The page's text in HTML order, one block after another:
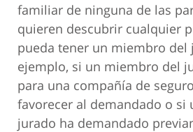
familiar de ninguna de las
quieren descubrir cualquier
pueda tener un miembro del
ejemplo, si un miembro del
para una compañía de
favorecer al demandado o si
jurado ha demandado